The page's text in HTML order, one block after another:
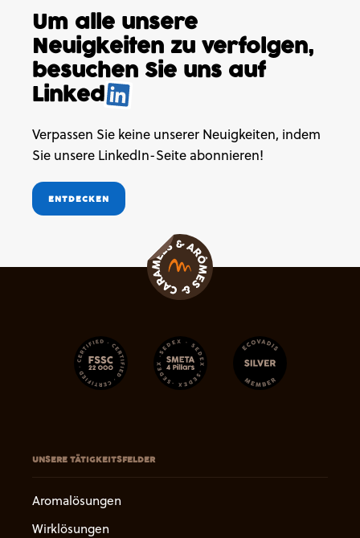
Um alle unsere
Neuigkeiten zu verfolgen,
besuchen Sie uns auf
Linked.
Verpassen Sie keine unserer Neuigkeiten, indem
Sie unsere LinkedIn-Seite abonnieren!
ENTDECKEN
UNSERE TÄTIGKEITSFELDER
Aromalösungen
Wirklösungen